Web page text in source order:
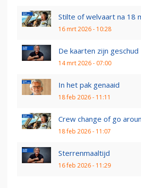
Stilte of welvaart na 18
16 mrt 2026 - 10:28
De kaarten zijn geschud
14 mrt 2026 - 07:00
In het pak genaaid
18 feb 2026 - 11:11
Crew change of go
18 feb 2026 - 11:07
Sterrenmaaltijd
16 feb 2026 - 11:29